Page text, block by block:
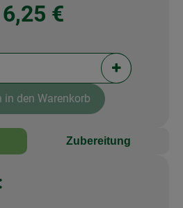
€
(aktuell 4 PortionenPortionen
in den Warenkorb
Zubereitung